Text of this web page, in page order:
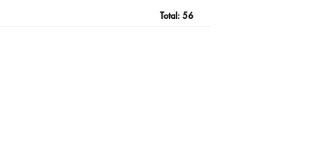
Total: 56